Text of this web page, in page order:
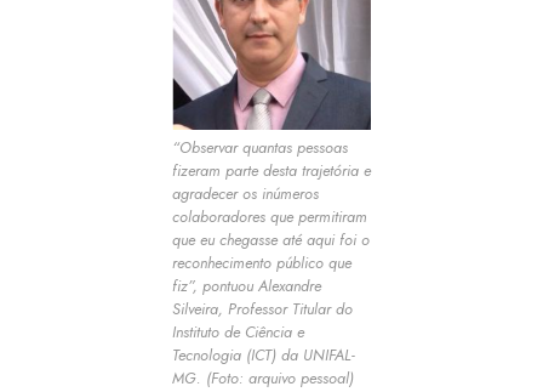
“Observar quantas pessoas
fizeram parte desta trajetória e
agradecer os inúmeros
colaboradores que permitiram
que eu chegasse até aqui foi o
reconhecimento público que
fiz”, pontuou Alexandre
Silveira, Professor Titular do
Instituto de Ciência e
Tecnologia (ICT) da UNIFAL-
MG. (Foto: arquivo pessoal)